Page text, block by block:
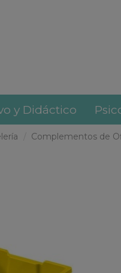
y Didáctico
Complementos de